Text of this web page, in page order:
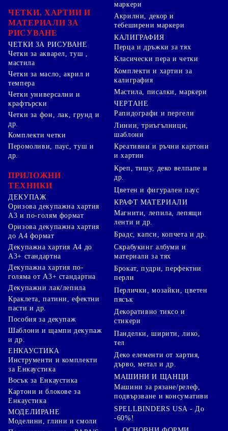
ЧЕТКИ, ХАРТИИ И
МАТЕРИАЛИ ЗА
РИСУВАНЕ
ЧЕТКИ ЗА РИСУВАНЕ
Четки за акварел, туш ,
мастила
Четки за масло, акрил и
темпера
Четки универсални и
крафтърски
Четки за фон, лак, грунд и
др.
Комплекти четки
маркери
Акрилни, декор и
тебеширени маркери
КАЛИГРАФИЯ
Перца и дръжки за тях
Класически пера и четки
Комплекти и хартии за
калиграфия
Мастила, писалки, маркери
ЧЕРТАНЕ
Рапидографи и пергели
Линии, триъгълници,
шаблони
Перомоливи, паус, туш и
др.
ПРИЛОЖНИ
ТЕХНИКИ
ДЕКУПАЖ
Оризова декупажна хартия
А3 и по-голям формат
Оризова декупажна хартия
до А4 формат
Декупажна хартия А4 до
А3+ стандартна
Декупажна хартия по-
голяма от А3+ стандартна
Декупажни лак/лепила
Краклета, патини, ефектни
пасти и др.
Пособия за декупаж
Шаблони и щампи декупаж
и др.
ЕНКАУСТИКА
Инструменти и комплекти
за Енкаустика
Восък за Енкаустика
Картони и блокове за
Енкаустика
МОДЕЛИРАНЕ
Моделини, глини и смоли
Креативни и ръчни картони
и хартии
Креп, тишу, деко велпапе и
др.
Цветен и фигурален паус
КРАФТ МАТЕРИАЛИ
Магнити, лепила, лепящи
ленти и др.
Брадс, капси, копчета и др.
Скрабукинг албуми и
материали за тях
Брокат, пудри, перфектни
перли
Перлички, мозайки, цветен
пясък
Декоративно тиксо и
стикери
Панделки, ширити, лико,
тел
Деко елементи от хартия,
дърво, метал и др.
МАШИНИ И ЩАНЦИ
Машини за рязане/релеф,
подвързване и консумативи
SPELLBINDERS USA - До
-60%!